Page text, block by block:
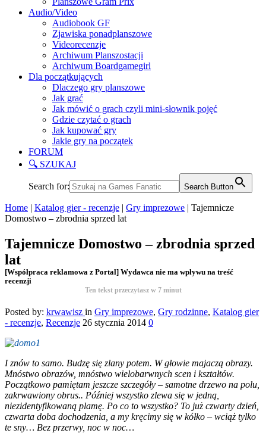
Audio/Video
Audiobook GF
Zjawiska ponadplanszowe
Videorecenzje
Archiwum Planszostacji
Archiwum Boardgamegirl
Dla początkujących
Dlaczego gry planszowe
Jak grać
Jak mówić o grach czyli mini-słownik pojęć
Gdzie czytać o grach
Jak kupować gry
Jakie gry na początek
FORUM
🔍 SZUKAJ
Search for: Search Button
Home | Katalog gier - recenzje | Gry imprezowe | Tajemnicze
Domostwo – zbrodnia sprzed lat
Tajemnicze Domostwo – zbrodnia sprzed
lat
[Współpraca reklamowa z Portal] Wydawca nie ma wpływu na treść
recenzji
Ten tekst przeczytasz w 7 minut
Posted by: krwawisz in Gry imprezowe, Gry rodzinne, Katalog gier
- recenzje, Recenzje 26 stycznia 2014 0
I znów to samo. Budzę się zlany potem. W głowie majaczą obrazy.
Mnóstwo obrazów, mnóstwo wielobarwnych scen i kształtów.
Początkowo pamiętam jeszcze szczegóły – samotne drzewo na polu,
zakrwawiony obrus.. Później wszystko zlewa się w jedną,
niezidentyfikowaną plamę. Po co to wszystko? To już czwarty dzień,
czwarta doba dochodzenia, a my kręcimy się w kółko – wciąż tylko
te sny… Bez przerwy, noc w noc…